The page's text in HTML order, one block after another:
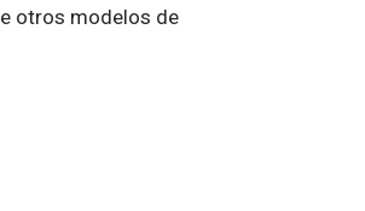
otros modelos de